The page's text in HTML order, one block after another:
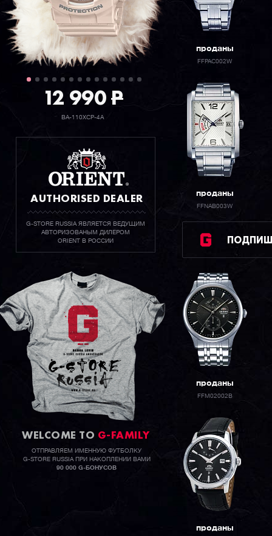
12 990P
BA-110XCP-4A
AUTHORISED DEALER
G-STORE RUSSIA ЯВЛЯЕТСЯ ВЕДУЩИМ
АВТОРИЗОВАНЫМ ДИЛЕРОМ
ORIENT В РОССИИ
WELCOME TO G-FAMILY
ОТПРАВЛЯЕМ ИМЕННУЮ ФУТБОЛКУ
G-STORE RUSSIA ПРИ НАКОПЛЕНИИ ВАМИ
90 000 G-БОНУСОВ
проданы
FFPAC002W
проданы
FFNAB003W
проданы
FFM02002B
проданы